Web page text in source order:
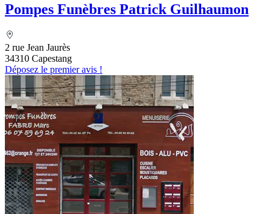
Pompes Funèbres Patrick Guilhaumon
2 rue Jean Jaurès
34310 Capestang
Déposez le premier avis !